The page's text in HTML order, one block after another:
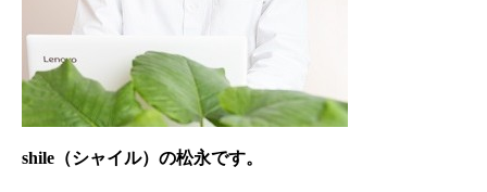
shile（シャイル）の松永です。